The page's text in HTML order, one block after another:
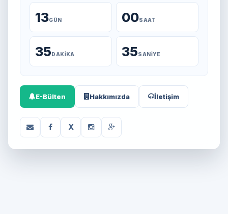
13GÜN 00SAAT
35DAKIKA 35SANIYE
E-Bülten Hakkımızda İletişim
X